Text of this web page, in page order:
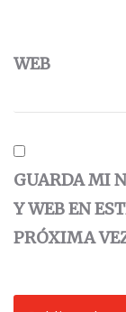
WEB
GUARDA MI
Y WEB EN
PRÓXIMA